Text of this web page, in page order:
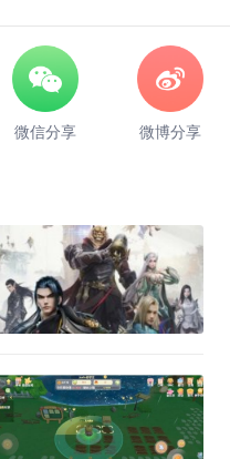
微信分享 微博分享